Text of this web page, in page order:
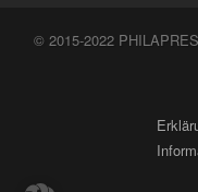
© 2015-2022